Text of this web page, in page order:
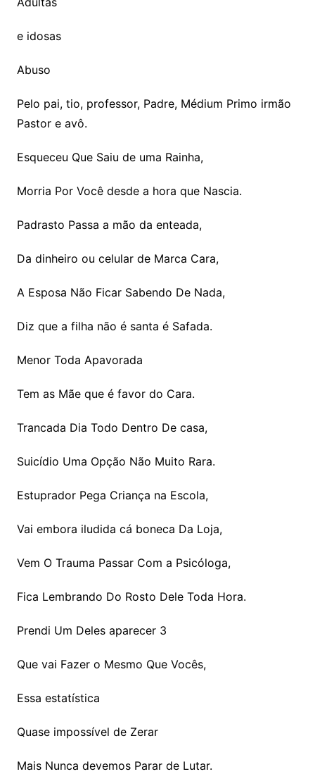
e idosas
Abuso
Pelo pai, tio, professor, Padre, Médium Primo irmão
Pastor e avô.
Esqueceu Que Saiu de uma Rainha,
Morria Por Você desde a hora que Nascia.
Padrasto Passa a mão da enteada,
Da dinheiro ou celular de Marca Cara,
A Esposa Não Ficar Sabendo De Nada,
Diz que a filha não é santa é Safada.
Menor Toda Apavorada
Tem as Mãe que é favor do Cara.
Trancada Dia Todo Dentro De casa,
Suicídio Uma Opção Não Muito Rara.
Estuprador Pega Criança na Escola,
Vai embora iludida cá boneca Da Loja,
Vem O Trauma Passar Com a Psicóloga,
Fica Lembrando Do Rosto Dele Toda Hora.
Prendi Um Deles aparecer 3
Que vai Fazer o Mesmo Que Vocês,
Essa estatística
Quase impossível de Zerar
Mais Nunca devemos Parar de Lutar.